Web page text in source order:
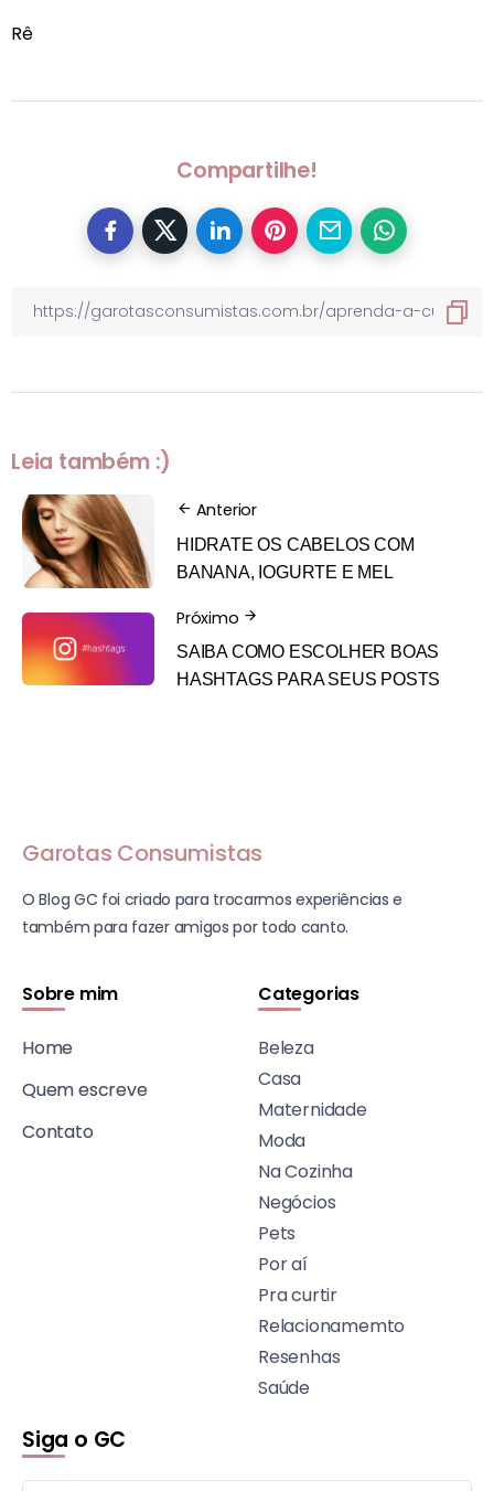
Rê
Compartilhe!
Leia também :)
Anterior
HIDRATE OS CABELOS COM
BANANA, IOGURTE E MEL
Próximo
SAIBA COMO ESCOLHER BOAS
HASHTAGS PARA SEUS POSTS
Garotas Consumistas
O Blog GC foi criado para trocarmos experiências e
também para fazer amigos por todo canto.
Sobre mim
Home
Quem escreve
Contato
Categorias
Beleza
Casa
Maternidade
Moda
Na Cozinha
Negócios
Pets
Por aí
Pra curtir
Relacionamemto
Resenhas
Saúde
Siga o GC